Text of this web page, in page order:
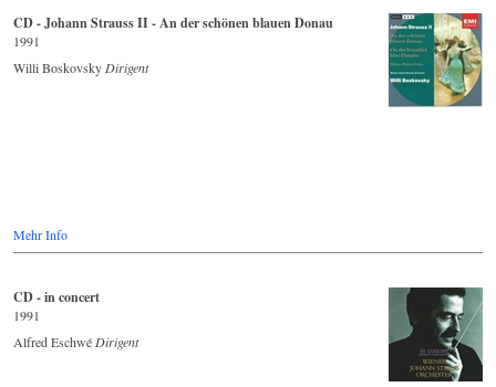
CD - Johann Strauss II - An der schönen blauen Donau
1991
Willi Boskovsky Dirigent
Mehr Info
CD - in concert
1991
Alfred Eschwé Dirigent